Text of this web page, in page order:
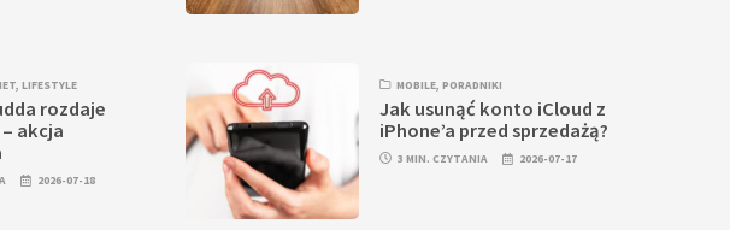
,LIFESTYLE
rozdaje
akcja
2026-07-18
MOBILE,PORADNIKI
Jak usunąć konto iCloud z
iPhone’a przed sprzedażą?
3 MIN. CZYTANIA 2026-07-17